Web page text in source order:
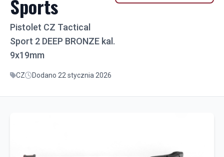
Sports
Pistolet CZ Tactical
Sport 2 DEEP BRONZE kal.
9x19mm
CZ Dodano 22 stycznia 2026